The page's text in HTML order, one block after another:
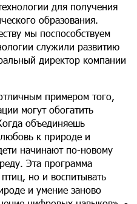
для получения
образования.
мы поспособствуем
служили развитию
директор компании
примером того,
могут обогатить
объединяешь
к природе и
начинают по-новому
Эта программа
но и воспитывать
и умение заново